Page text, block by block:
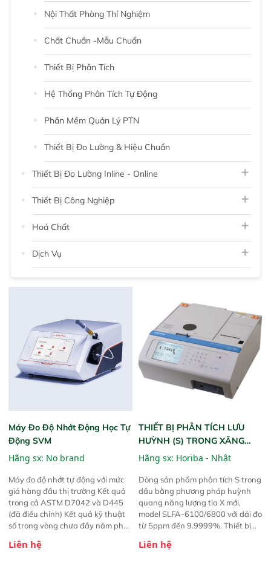
Nội Thất Phòng Thí Nghiệm
Chất Chuẩn -Mẫu Chuẩn
Thiết Bị Phân Tích
Hệ Thống Phân Tích Tự Động
Phần Mềm Quản Lý PTN
Thiết Bị Đo Lường & Hiệu Chuẩn
Thiết Bị Đo Lường Inline - Online
Thiết Bị Công Nghiệp
Hoá Chất
Dịch Vụ
Máy Đo Độ Nhớt Động Học Tự
Động SVM
Hãng sx: No brand
Máy đo độ nhớt tự động với mức
giá hàng đầu thị trường Kết quả
trong cả ASTM D7042 và D445
(đã điều chỉnh) Kết quả kỹ thuật
số trong vòng chưa đầy năm phút
bền – không có đồ thủy tinh dễ vỡ
Liên hệ
THIẾT BỊ PHÂN TÍCH LƯU
HUỲNH (S) TRONG XĂNG
DẦU SLFA-6000
Hãng sx: Horiba - Nhật
Dòng sản phẩm phân tích S trong
dầu bằng phương pháp huỳnh
quang năng lượng tia X mới,
model SLFA-6100/6800 với dải đo
từ 5ppm đến 9.9999%. Thiết bị
toàn tương thích với tiêu chuẩn
Liên hệ